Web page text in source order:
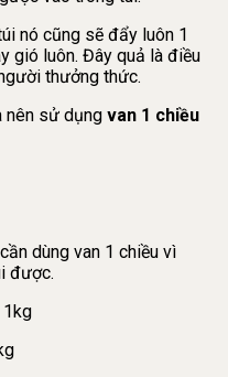
nó cũng sẽ đẩy luôn 1
gió luôn. Đây quả là điều
thưởng thức.
nên sử dụng van 1 chiều
dùng van 1 chiều vì
được.